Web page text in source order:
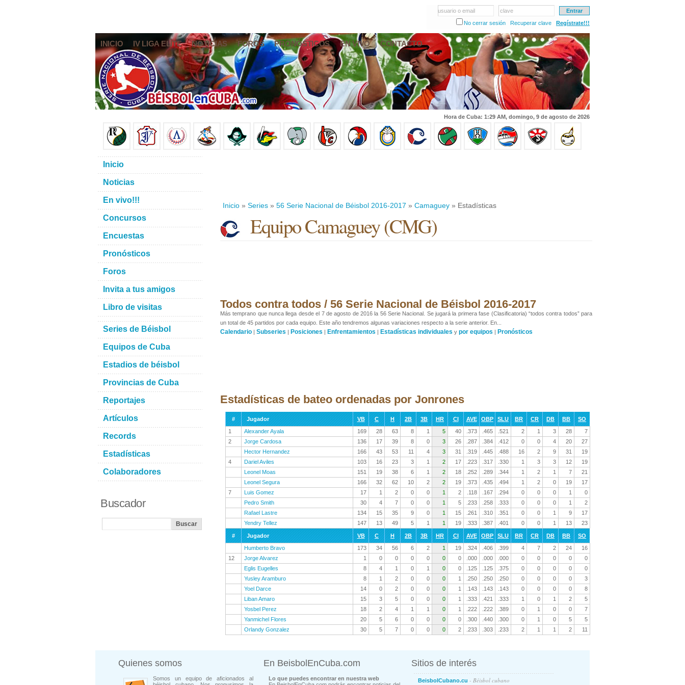
usuario o email
clave
No cerrar sesión
Recuperar clave Regístrate!!!
INICIO IV LIGA ELITE NOTICIAS FOROS PRONÓSTICOS EN VIVO CONTACTO
Hora de Cuba: 1:29 AM, domingo, 9 de agosto de 2026
Inicio » Series » 56 Serie Nacional de Béisbol 2016-2017 » Camaguey » Estadísticas
Equipo Camaguey (CMG)
Todos contra todos / 56 Serie Nacional de Béisbol 2016-2017
Más temprano que nunca llega desde el 7 de agosto de 2016 la 56 Serie Nacional. Se jugará la primera fase (Clasificatoria) “todos contra todos” para
un total de 45 partidos por cada equipo. Este año tendremos algunas variaciones respecto a la serie anterior. En...
Calendario | Subseries | Posiciones | Enfrentamientos | Estadísticas individuales y por equipos | Pronósticos
Estadísticas de bateo ordenadas por Jonrones
# Jugador VB C H 2B 3B HR CI AVE OBP SLU BR CR DB BB
SO
1
Alexander Ayala 169 28 63 8 1 5 40 .373 .465 .521 2 1 3 28
7
2
Jorge Cardosa 136 17 39 8 0 3 26 .287 .384 .412 0 0 4 20
27
Hector Hernandez
166 43 53 11 4 3 31 .319 .445 .488 16 2 9 31
19
4
Dariel Aviles 103 16 23 3 1 2 17 .223 .317 .330 1 3 3 12
19
Leonel Moas
151 19 38 6 1 2 18 .252 .289 .344 1 2 1 7
21
Leonel Segura
166 32 62 10 2 2 19 .373 .435 .494 1 2 0 19
17
7
Luis Gomez 17 1 2 0 0 1 2 .118 .167 .294 0 0 0 1
0
Pedro Smith
30 4 7 0 0 1 5 .233 .258 .333 0 0 0 1
2
Rafael Lastre
134 15 35 9 0 1 15 .261 .310 .351 0 0 1 9
17
Yendry Tellez
147 13 49 5 1 1 19 .333 .387 .401 0 0 1 13 23
# Jugador VB C H 2B 3B HR CI AVE OBP SLU BR CR DB BB
SO
Humberto Bravo
173 34 56 6 2 1 19 .324 .406 .399 4 7 2 24
16
12
Jorge Alvarez 1 0 0 0 0 0 0 .000 .000 .000 0 0 0 0
0
Eglis Eugelles
8 4 1 0 1 0 0 .125 .125 .375 0 0 0 0
0
Yusley Aramburo
8 1 2 0 0 0 1 .250 .250 .250 0 0 0 0
3
Yoel Darce
14 0 2 0 0 0 1 .143 .143 .143 0 0 0 0
8
Liban Amaro
15 3 5 0 0 0 1 .333 .421 .333 1 0 1 2
5
Yosbel Perez
18 2 4 1 1 0 1 .222 .222 .389 0 1 0 0
7
Yanmichel Flores
20 5 6 0 0 0 0 .300 .440 .300 0 1 0 5
5
Orlandy Gonzalez
30 5 7 0 0 0 2 .233 .303 .233 2 1 1 2 11
Inicio
Noticias
En vivo!!!
Concursos
Encuestas
Pronósticos
Foros
Invita a tus amigos
Libro de visitas
Series de Béisbol
Equipos de Cuba
Estadios de béisbol
Provincias de Cuba
Reportajes
Artículos
Records
Estadísticas
Colaboradores
Buscador
Quienes somos
Somos un equipo de aficionados al
En BeisbolEnCuba.com
Lo que puedes encontrar en nuestra web
Sitios de interés
BeisbolCubano.cu - Béisbol cubano